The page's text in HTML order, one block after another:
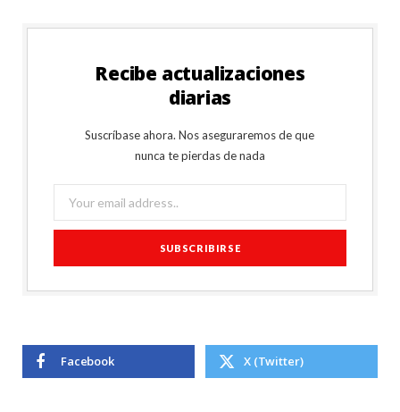
Recibe actualizaciones
diarias
Suscríbase ahora. Nos aseguraremos de que
nunca te pierdas de nada
Facebook X (Twitter)